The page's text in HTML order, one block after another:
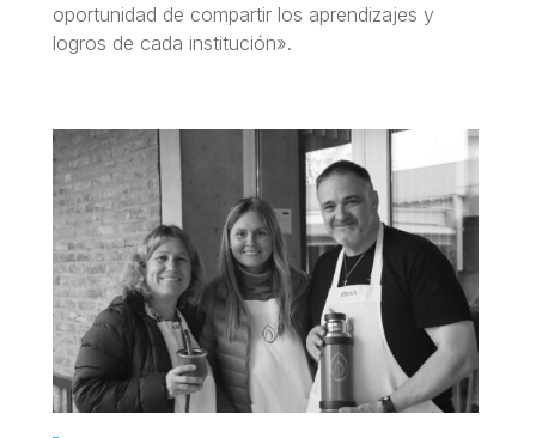
oportunidad de compartir los aprendizajes y
logros de cada institución».